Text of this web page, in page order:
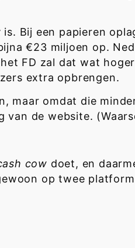
is. Bij een papieren
€23 miljoen op.
FD zal dat wat
extra opbrengen.
omdat die
de website.
cow doet, en
op twee